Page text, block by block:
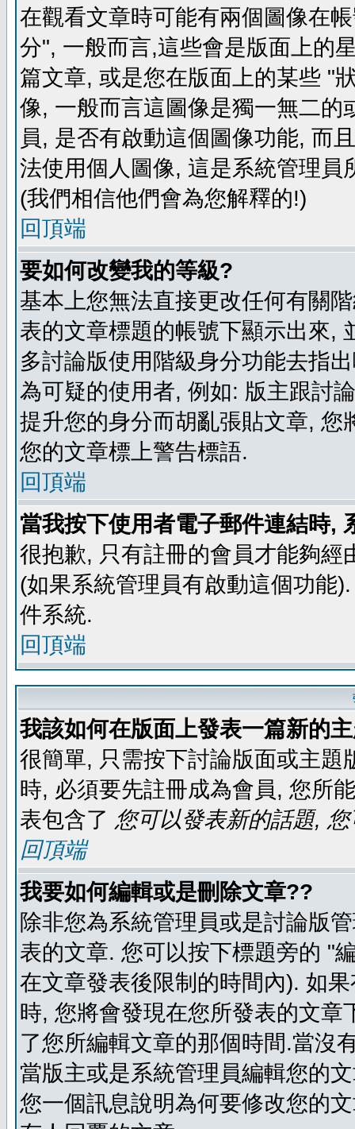
在觀看文章時可能有兩個圖像在
分", 一般而言,這些會是版面上的
篇文章, 或是您在版面上的某些 "
像, 一般而言這圖像是獨一無二
員, 是否有啟動這個圖像功能, 而
法使用個人圖像, 這是系統管理
(我們相信他們會為您解釋的!)
回頂端
要如何改變我的等級?
基本上您無法直接更改任何有關
表的文章標題的帳號下顯示出來,
多討論版使用階級身分功能去指
為可疑的使用者, 例如: 版主跟討
提升您的身分而胡亂張貼文章,
您的文章標上警告標語.
回頂端
當我按下使用者電子郵件連結時,
很抱歉, 只有註冊的會員才能夠
(如果系統管理員有啟動這個功能
件系統.
回頂端
我該如何在版面上發表一篇新的
很簡單, 只需按下討論版面或主
時, 必須要先註冊成為會員, 您所
表包含了 您可以發表新的話題,
回頂端
我要如何編輯或是刪除文章??
除非您為系統管理員或是討論版
表的文章. 您可以按下標題旁的 "
在文章發表後限制的時間內). 如
時, 您將會發現在您所發表的文
了您所編輯文章的那個時間.當沒
當版主或是系統管理員編輯您的
您一個訊息說明為何要修改您的